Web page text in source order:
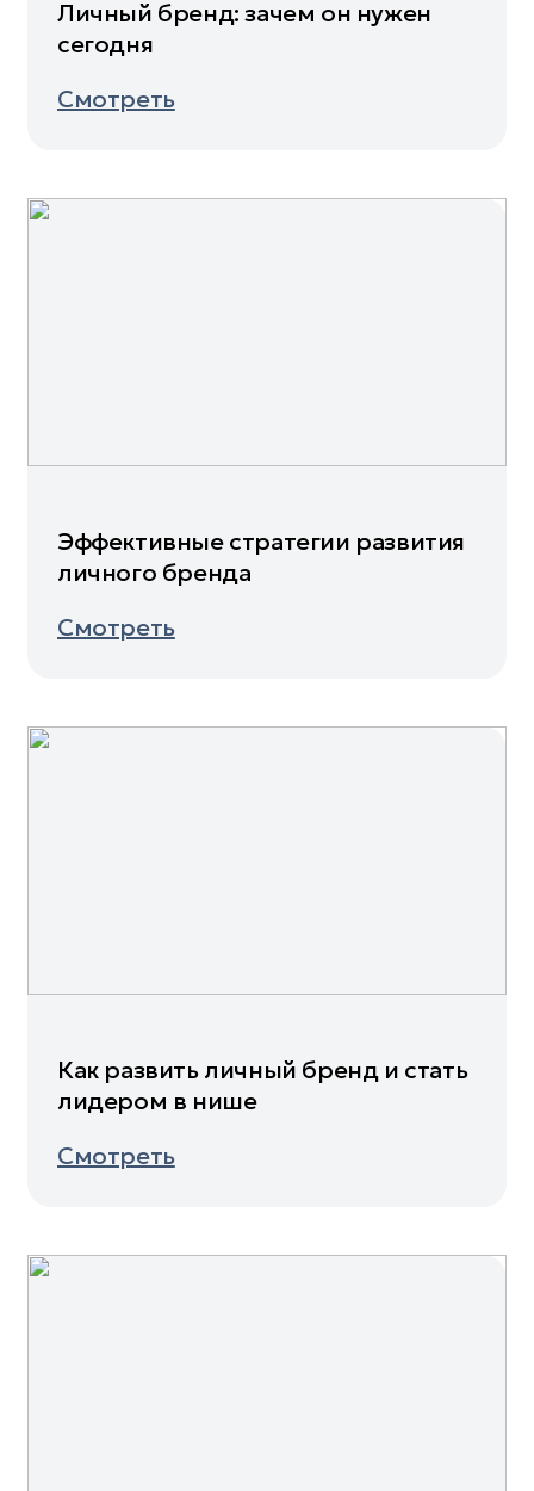
Личный бренд: зачем он нужен
сегодня
Смотреть
Эффективные стратегии развития
личного бренда
Смотреть
Как развить личный бренд и стать
лидером в нише
Смотреть